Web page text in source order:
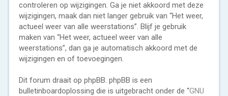
controleren op wijzigingen. Ga je niet akkoord met deze
wijzigingen, maak dan niet langer gebruik van “Het weer,
actueel weer van alle weerstations”. Blijf je gebruik
maken van “Het weer, actueel weer van alle
weerstations”, dan ga je automatisch akkoord met de
wijzigingen en of toevoegingen.
Dit forum draait op phpBB. phpBB is een
bulletinboardoplossing die is uitgebracht onder de “GNU